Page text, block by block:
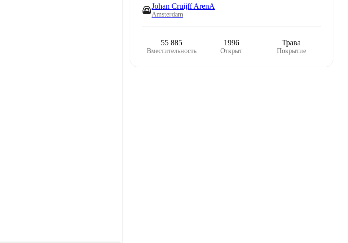
Johan Cruijff ArenA
Amsterdam
55 885
Вместительность
1996
Открыт
Трава
Покрытие